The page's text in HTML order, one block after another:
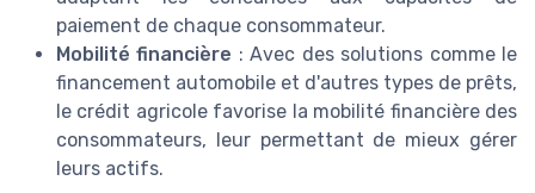
paiement de chaque consommateur.
Mobilité financière : Avec des solutions comme le
financement automobile et d'autres types de prêts,
le crédit agricole favorise la mobilité financière des
consommateurs, leur permettant de mieux gérer
leurs actifs.